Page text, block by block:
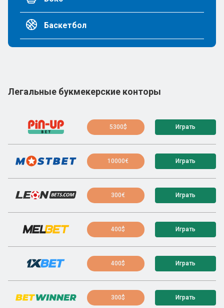
Баскетбол
Легальные букмекерские конторы
5300$ Играть
10000€ Играть
300€ Играть
400$ Играть
400$ Играть
300$ Играть